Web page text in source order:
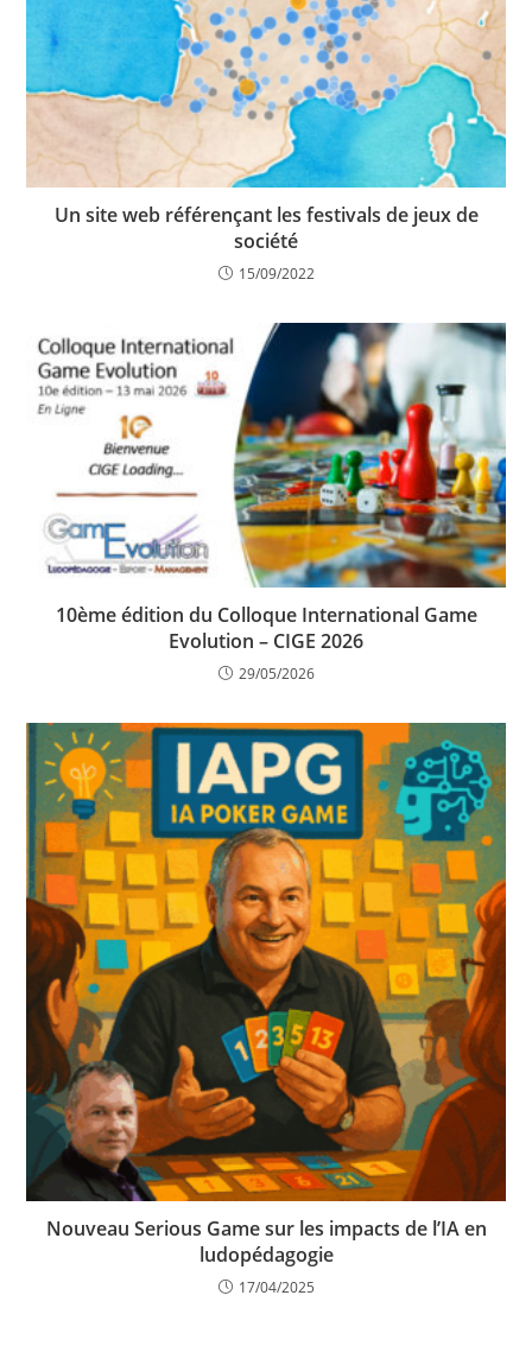
Un site web référençant les festivals de jeux de
société
15/09/2022
10ème édition du Colloque International Game
Evolution – CIGE 2026
29/05/2026
Nouveau Serious Game sur les impacts de l’IA en
ludopédagogie
17/04/2025